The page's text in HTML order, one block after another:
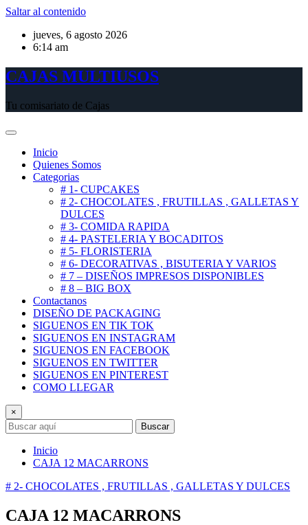
Saltar al contenido
jueves, 6 agosto 2026
6:14 am
CAJAS MULTIUSOS
Tu comisariato de Cajas
Inicio
Quienes Somos
Categorias
# 1- CUPCAKES
# 2- CHOCOLATES , FRUTILLAS , GALLETAS Y
DULCES
# 3- COMIDA RAPIDA
# 4- PASTELERIA Y BOCADITOS
# 5- FLORISTERIA
# 6- DECORATIVAS , BISUTERIA Y VARIOS
# 7 – DISEÑOS IMPRESOS DISPONIBLES
# 8 – BIG BOX
Contactanos
DISEÑO DE PACKAGING
SIGUENOS EN TIK TOK
SIGUENOS EN INSTAGRAM
SIGUENOS EN FACEBOOK
SIGUENOS EN TWITTER
SIGUENOS EN PINTEREST
COMO LLEGAR
×
Buscar
Inicio
CAJA 12 MACARRONS
# 2- CHOCOLATES , FRUTILLAS , GALLETAS Y DULCES
CAJA 12 MACARRONS